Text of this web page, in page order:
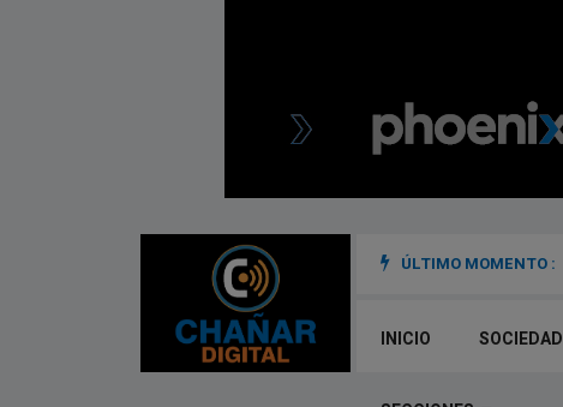
ÚLTIMO MOMENTO :
por falso testimonio en la causa por su desaparición
INICIO SOCIEDAD